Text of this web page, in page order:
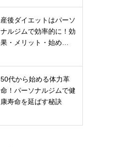
産後ダイエットはパーソ
ナルジムで効率的に！効
果・メリット・始め…
50代から始める体力革
命！パーソナルジムで健
康寿命を延ばす秘訣